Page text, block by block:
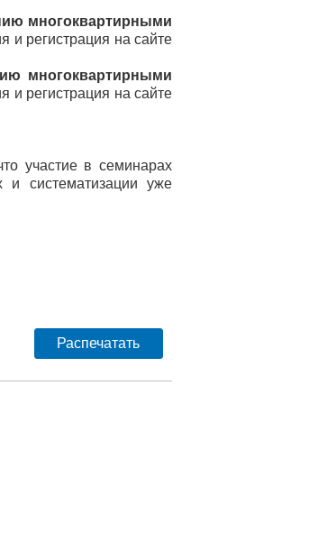
многоквартирными
и регистрация на сайте
многоквартирными
и регистрация на сайте
участие в семинарах
и систематизации уже
Распечатать